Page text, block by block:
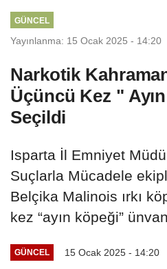
GÜNCEL
Yayınlanma: 15 Ocak 2025 - 14:20
Narkotik
Üçüncü Kez "
Seçildi
Isparta İl Emniyet
Suçlarla Mücadele
Belçika Malinois ırkı
kez “ayın köpeği”
GÜNCEL 15 Ocak 2025 - 14:20